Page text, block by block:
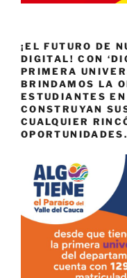
¡EL FUTURO DE
DIGITAL! CON
PRIMERA
BRINDAMOS LA
ESTUDIANTES
CONSTRUYAN
CUALQUIER